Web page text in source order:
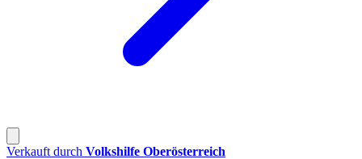
Verkauft durch Volkshilfe Oberösterreich